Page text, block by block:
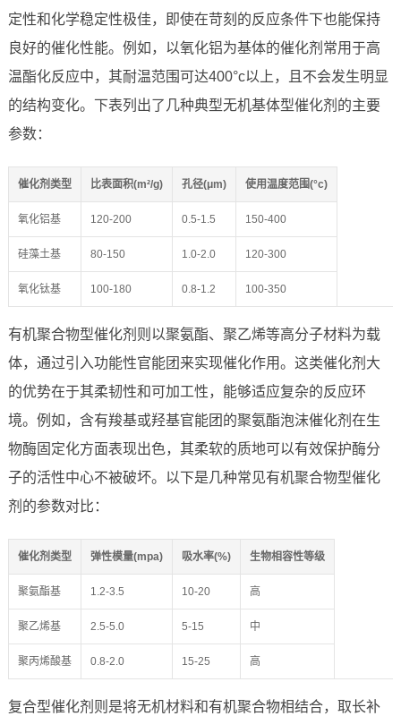
定性和化学稳定性极佳，即使在苛刻的反应条件下也能保持
良好的催化性能。例如，以氧化铝为基体的催化剂常用于高
温酯化反应中，其耐温范围可达400°c以上，且不会发生明显
的结构变化。下表列出了几种典型无机基体型催化剂的主要
参数：
催化剂类型 比表面积(m²/g) 孔径(μm) 使用温度范围(°c)
氧化铝基 120-200 0.5-1.5 150-400
硅藻土基 80-150 1.0-2.0 120-300
氧化钛基 100-180 0.8-1.2 100-350
有机聚合物型催化剂则以聚氨酯、聚乙烯等高分子材料为载
体，通过引入功能性官能团来实现催化作用。这类催化剂大
的优势在于其柔韧性和可加工性，能够适应复杂的反应环
境。例如，含有羧基或羟基官能团的聚氨酯泡沫催化剂在生
物酶固定化方面表现出色，其柔软的质地可以有效保护酶分
子的活性中心不被破坏。以下是几种常见有机聚合物型催化
剂的参数对比：
催化剂类型 弹性模量(mpa) 吸水率(%) 生物相容性等级
聚氨酯基 1.2-3.5 10-20 高
聚乙烯基 2.5-5.0 5-15 中
聚丙烯酸基 0.8-2.0 15-25 高
复合型催化剂则是将无机材料和有机聚合物相结合，取长补